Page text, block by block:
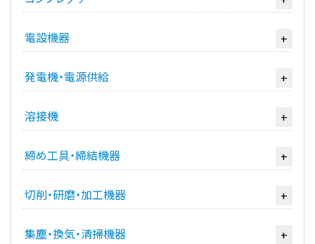
電設機器 +
発電機・電源供給 +
溶接機 +
締め工具・締結機器 +
切削・研磨・加工機器 +
集塵・換気・清掃機器 +